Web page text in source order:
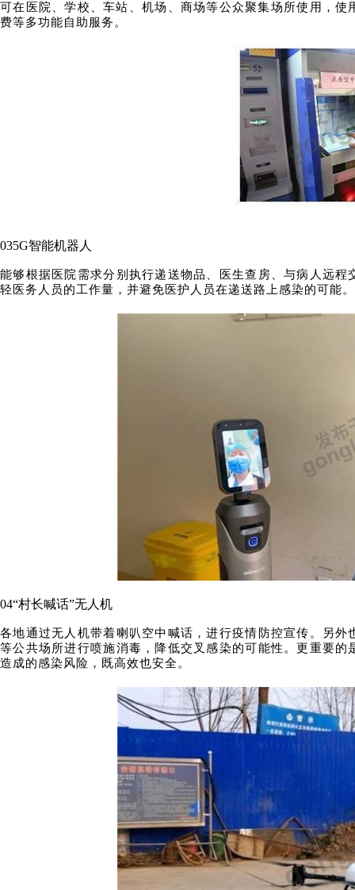
可在医院、学校、车站、机场、商场等公众聚集场所使用，使
费等多功能自助服务。
035G智能机器人
能够根据医院需求分别执行递送物品、医生查房、与病人远
轻医务人员的工作量，并避免医护人员在递送路上感染的可能。
04“村长喊话”无人机
各地通过无人机带着喇叭空中喊话，进行疫情防控宣传。另
等公共场所进行喷施消毒，降低交叉感染的可能性。更重要
造成的感染风险，既高效也安全。